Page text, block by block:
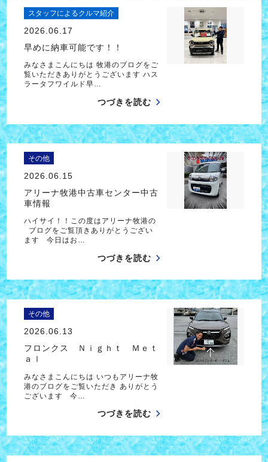
スタッフによるクルマ紹介
2026.06.17
早めに納車可能です！！
みなさまこんにちは 牧港のブログをご
覧いただきありがとうございます ハス
ラータフワイルド早…
つづきを読む
その他
2026.06.15
アリーナ牧港中古車センター中古
車情報
ハイサイ！！この度はアリーナ牧港の
ブログをご覧頂きありがとうござい
ます 今日はお…
つづきを読む
その他
2026.06.13
フロンクス Ｎｉｇｈｔ Ｍｅｔ
ａｌ
みなさまこんにちは いつもアリーナ牧
港のブログをご覧いただき ありがとう
ございます 今…
つづきを読む